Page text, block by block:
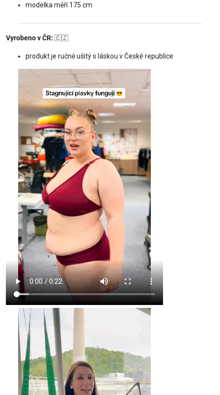
modelka měří 175 cm
Vyrobeno v ČR: 🇨🇿
produkt je ručně ušitý s láskou v České republice